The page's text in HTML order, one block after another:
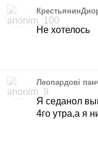
Не хотелось
Леопардові
Я седанол
4го утра,а я